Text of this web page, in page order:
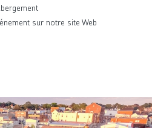
sur notre site Web